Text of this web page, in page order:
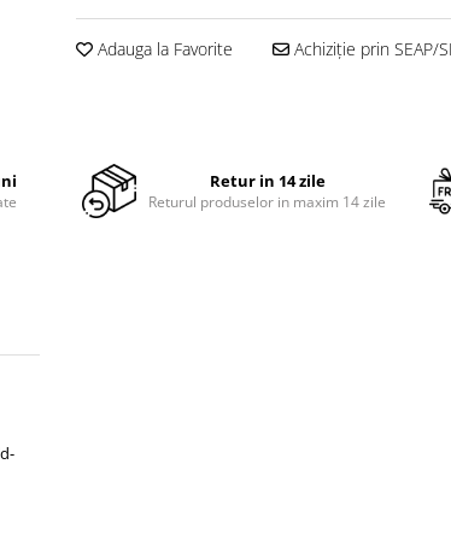
Adauga la Favorite Achiziție prin SEAP/
Retur in 14 zile
Returul produselor in maxim 14 zile